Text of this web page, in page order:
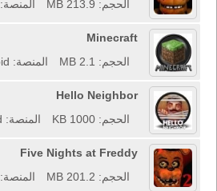
الحجم: 213.9 MB
المنصة: Android
Minecraft
الحجم: 2.1 MB
المنصة: Android
Hello Neighbor
الحجم: 1000 KB
المنصة: Android
Five Nights at Freddy
الحجم: 201.2 MB
المنصة: Android